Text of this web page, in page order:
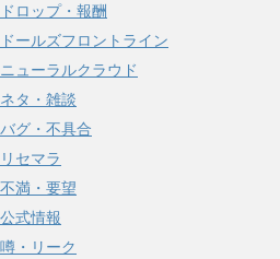
ドロップ・報酬
ドールズフロントライン
ニューラルクラウド
ネタ・雑談
バグ・不具合
リセマラ
不満・要望
公式情報
噂・リーク